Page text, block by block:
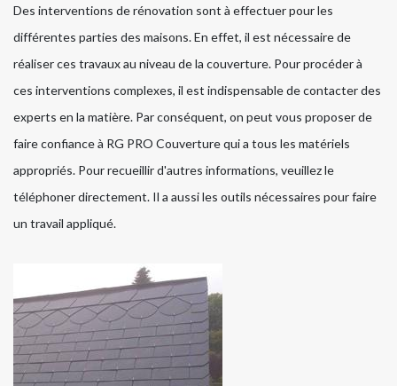
Des interventions de rénovation sont à effectuer pour les
différentes parties des maisons. En effet, il est nécessaire de
réaliser ces travaux au niveau de la couverture. Pour procéder à
ces interventions complexes, il est indispensable de contacter des
experts en la matière. Par conséquent, on peut vous proposer de
faire confiance à RG PRO Couverture qui a tous les matériels
appropriés. Pour recueillir d'autres informations, veuillez le
téléphoner directement. Il a aussi les outils nécessaires pour faire
un travail appliqué.